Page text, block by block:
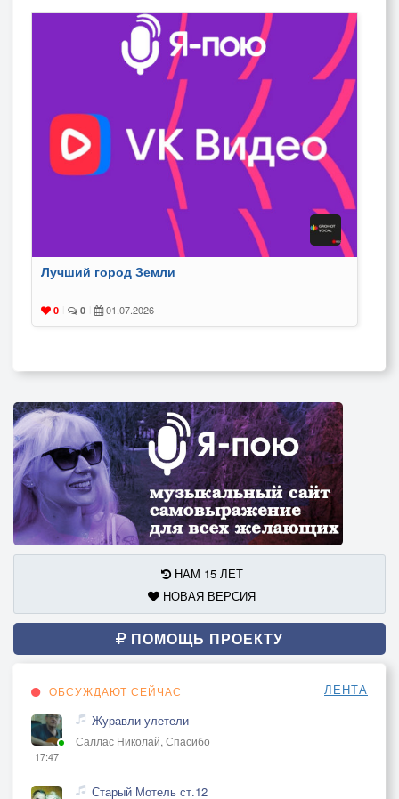
Лучший город Земли
0 0 01.07.2026
НАМ 15 ЛЕТ
НОВАЯ ВЕРСИЯ
ПОМОЩЬ ПРОЕКТУ
ОБСУЖДАЮТ СЕЙЧАС ЛЕНТА
17:47
Журавли улетели
Саллас Николай, Спасибо
Старый Мотель ст.12